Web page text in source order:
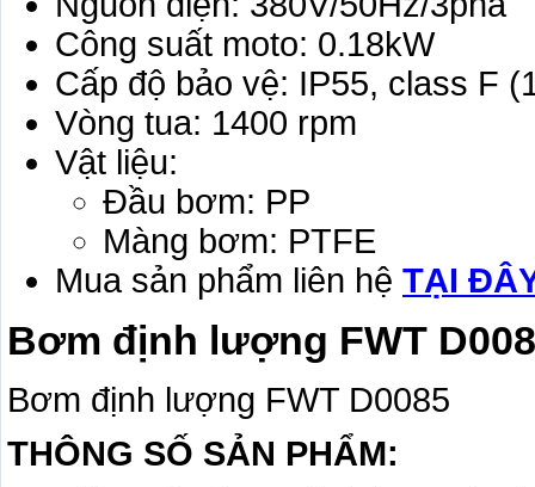
Công suất moto: 0.18kW
Cấp độ bảo vệ: IP55, class F
Vòng tua: 1400 rpm
Vật liệu:
Đầu bơm: PP
Màng bơm: PTFE
Mua sản phẩm liên hệ TẠI
Bơm định lượng FWT
Bơm định lượng FWT D0085
THÔNG SỐ SẢN PHẨM: